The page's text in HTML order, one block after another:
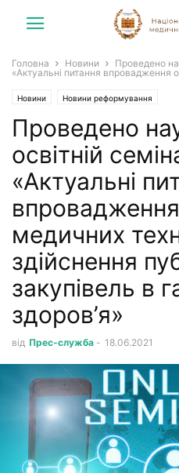
Головна Новини
Проведено
«Актуальні питання впровадження
Новини Новини реформування
Проведено
освітній
«Актуальні
медичних
здійснення
закупівель в
здоров’я»
від Прес-служба - 18.06.2021